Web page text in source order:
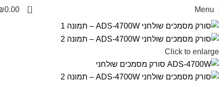
Menu
0
0.00
Click to enlarge